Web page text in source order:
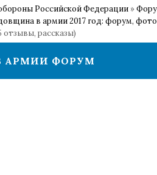
Российской Федерации »
в армии 2017 год: форум,
отзывы, рассказы)
АРМИИ ФОРУМ